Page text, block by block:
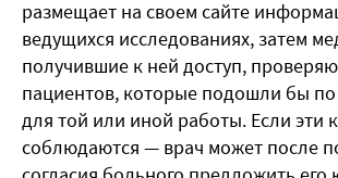
размещает на своем сайте
ведущихся исследованиях, затем
получившие к ней доступ,
пациентов, которые подошли бы
для той или иной работы. Если эти
соблюдаются — врач может после